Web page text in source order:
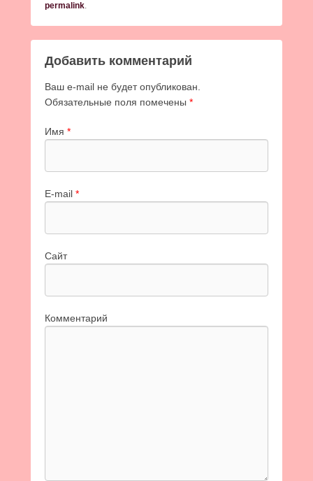
permalink.
Добавить комментарий
Ваш e-mail не будет опубликован.
Обязательные поля помечены *
Имя *
E-mail *
Сайт
Комментарий